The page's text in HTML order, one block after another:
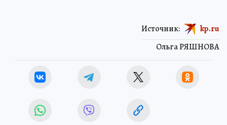
Ольга РЯШНОВА
Источник: kp.ru